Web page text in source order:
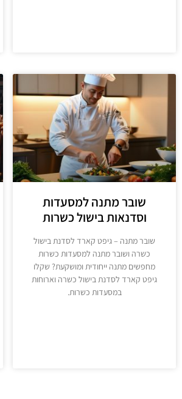
שובר מתנה למסעדות
וסדנאות בישול כשרות
שובר מתנה – גיפט קארד לסדנת בישול
כשרה ושובר מתנה למסעדות כשרות
מחפשים מתנה ייחודית ומושקעת? שקלו
גיפט קארד לסדנת בישול כשרה וארוחות
במסעדות כשרות.